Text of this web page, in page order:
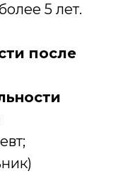
5 лет.
после